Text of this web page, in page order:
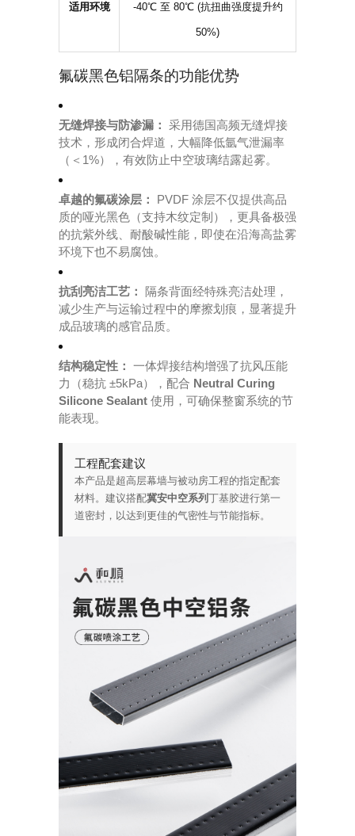
适用环境 -40℃ 至 80℃ (抗扭曲强度提升约
50%)
氟碳黑色铝隔条的功能优势
无缝焊接与防渗漏： 采用德国高频无缝焊接
技术，形成闭合焊道，大幅降低氩气泄漏率
（＜1%），有效防止中空玻璃结露起雾。
卓越的氟碳涂层：
PVDF 涂层不仅提供高品
质的哑光黑色（支持木纹定制），更具备极强
的抗紫外线、耐酸碱性能，即使在沿海高盐雾
环境下也不易腐蚀。
抗刮亮洁工艺：
隔条背面经特殊亮洁处理，
减少生产与运输过程中的摩擦划痕，显著提升
成品玻璃的感官品质。
结构稳定性： 一体焊接结构增强了抗风压能
力（稳抗 ±5kPa），配合 Neutral Curing
Silicone Sealant 使用，可确保整窗系统的节
能表现。
工程配套建议
本产品是超高层幕墙与被动房工程的指定配套
材料。建议搭配冀安中空系列 丁基胶进行第一
道密封，以达到更佳的气密性与节能指标。